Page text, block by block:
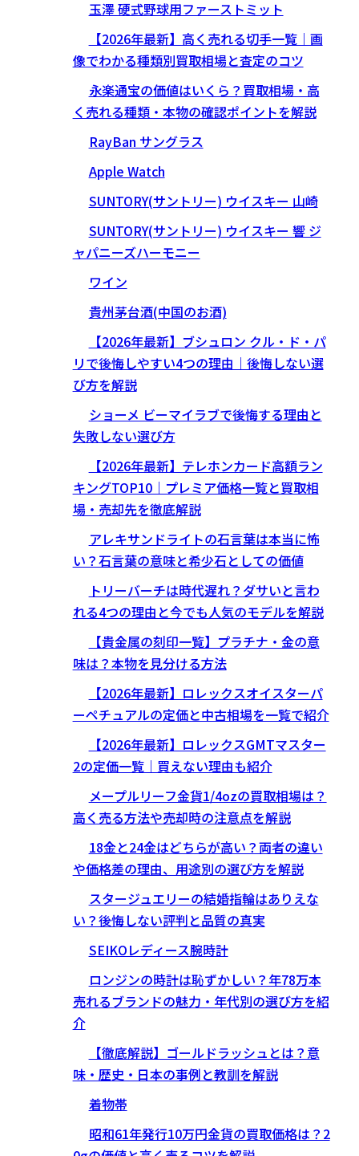
玉澤 硬式野球用ファーストミット
【2026年最新】高く売れる切手一覧｜画
像でわかる種類別買取相場と査定のコツ
永楽通宝の価値はいくら？買取相場・高
く売れる種類・本物の確認ポイントを解説
RayBan サングラス
Apple Watch
SUNTORY(サントリー) ウイスキー 山崎
SUNTORY(サントリー) ウイスキー 響 ジ
ャパニーズハーモニー
ワイン
貴州茅台酒(中国のお酒)
【2026年最新】ブシュロン クル・ド・パ
リで後悔しやすい4つの理由｜後悔しない選
び方を解説
ショーメ ビーマイラブで後悔する理由と
失敗しない選び方
【2026年最新】テレホンカード高額ラン
キングTOP10｜プレミア価格一覧と買取相
場・売却先を徹底解説
アレキサンドライトの石言葉は本当に怖
い？石言葉の意味と希少石としての価値
トリーバーチは時代遅れ？ダサいと言わ
れる4つの理由と今でも人気のモデルを解説
【貴金属の刻印一覧】プラチナ・金の意
味は？本物を見分ける方法
【2026年最新】ロレックスオイスターパ
ーペチュアルの定価と中古相場を一覧で紹介
【2026年最新】ロレックスGMTマスター
2の定価一覧｜買えない理由も紹介
メープルリーフ金貨1/4ozの買取相場は？
高く売る方法や売却時の注意点を解説
18金と24金はどちらが高い？両者の違い
や価格差の理由、用途別の選び方を解説
スタージュエリーの結婚指輪はありえな
い？後悔しない評判と品質の真実
SEIKOレディース腕時計
ロンジンの時計は恥ずかしい？年78万本
売れるブランドの魅力・年代別の選び方を紹
介
【徹底解説】ゴールドラッシュとは？意
味・歴史・日本の事例と教訓を解説
着物帯
昭和61年発行10万円金貨の買取価格は？2